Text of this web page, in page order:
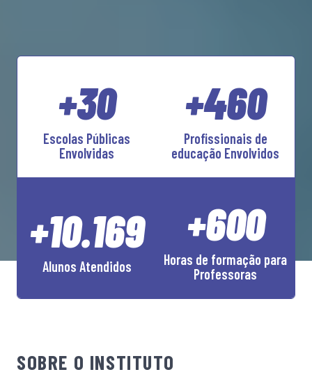
+30
Escolas Públicas
Envolvidas
+10.169
Alunos Atendidos
+460
Profissionais de
educação Envolvidos
+600
Horas de formação para
Professoras
SOBRE O INSTITUTO